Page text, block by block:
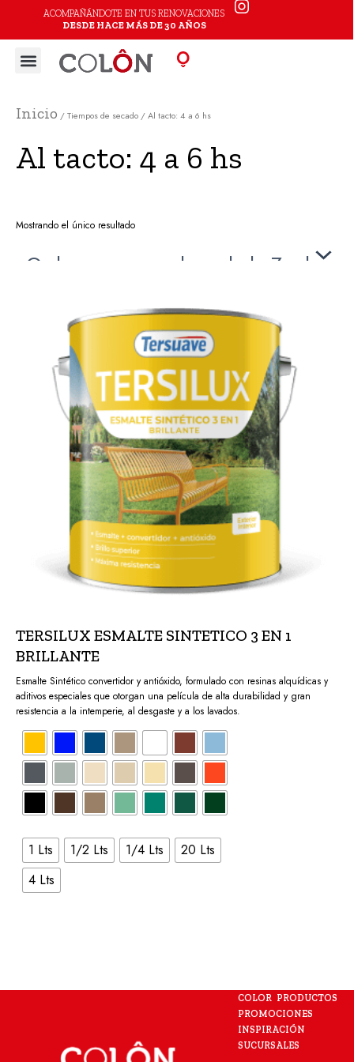
al
contenido
ACOMPAÑÁNDOTE EN TUS RENOVACIONES
DESDE HACE MÁS DE 30 AÑOS
Menu
Inicio / Tiempos de secado / Al tacto: 4 a 6 hs
Al tacto: 4 a 6 hs
Mostrando el único resultado
TERSILUX ESMALTE SINTETICO 3 EN 1
BRILLANTE
Esmalte Sintético convertidor y antióxido, formulado con resinas alquídicas y
aditivos especiales que otorgan una película de alta durabilidad y gran
resistencia a la intemperie, al desgaste y a los lavados.
1 Lts 1/2 Lts 1/4 Lts
20 Lts
4 Lts
COLOR PRODUCTOS
PROMOCIONES
INSPIRACIÓN
SUCURSALES